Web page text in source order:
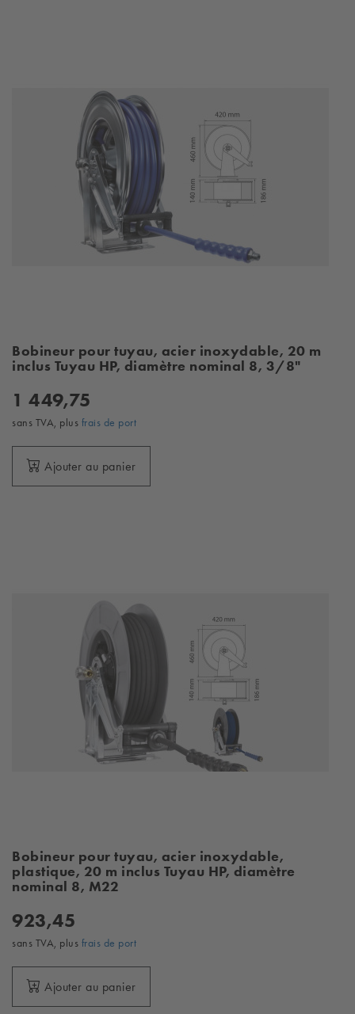
Bobineur pour tuyau, acier inoxydable, 20 m
inclus Tuyau HP, diamètre nominal 8, 3/8"
1 449,75
sans TVA, plus frais de port
Ajouter au panier
Bobineur pour tuyau, acier inoxydable,
plastique, 20 m inclus Tuyau HP, diamètre
nominal 8, M22
923,45
sans TVA, plus frais de port
Ajouter au panier